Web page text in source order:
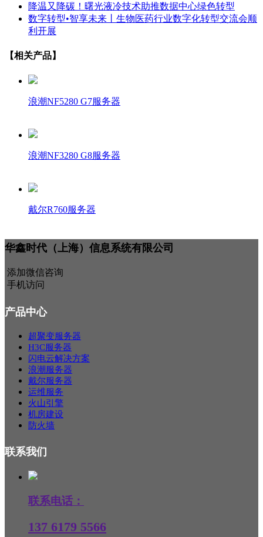
降温又降碳！曙光液冷技术助推数据中心绿色转型
数字转型•智享未来丨生物医药行业数字化转型交流会顺
利开展
【相关产品】
浪潮NF5280 G7服务器
浪潮NF3280 G8服务器
戴尔R760服务器
华鑫时代（上海）信息系统有限公司
添加微信咨询
手机访问
产品中心
超聚变服务器
H3C服务器
闪电云解决方案
浪潮服务器
戴尔服务器
运维服务
火山引擎
机房建设
防火墙
联系我们
联系电话：
137 6179 5566